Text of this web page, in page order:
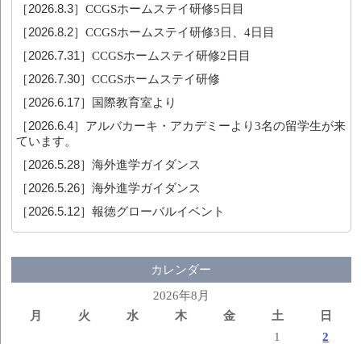
［2026.8.3］CCGSホームステイ研修5日目
［2026.8.2］CCGSホームステイ研修3日、4日目
［2026.7.31］CCGSホームステイ研修2日目
［2026.7.30］CCGSホームステイ研修
［2026.6.17］ 国際教育室より
［2026.6.4］ アルバカーキ・アカデミーより3名の留学生が来
ています。
［2026.5.28］海外進学ガイダンス
［2026.5.26］海外進学ガイダンス
［2026.5.12］報徳グローバルイベント
カレンダー
2026年8月
月
火 水 木 金 土 日
1
2